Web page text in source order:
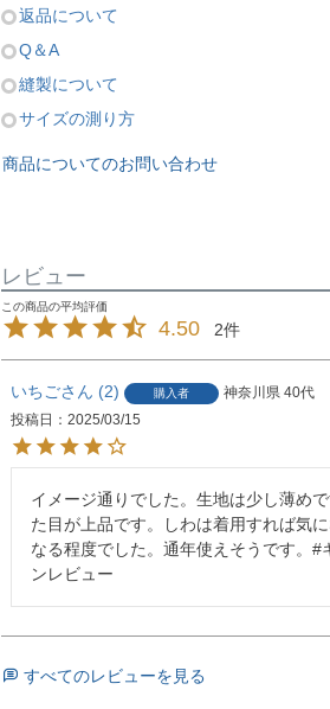
返品について
Q＆A
縫製について
サイズの測り方
商品についてのお問い合わせ
レビュー
4.50 2
いちご 2 購入者 神奈川県 40代
投稿日
2025/03/15
イメージ通りでした。生地は少し薄め
た目が上品です。しわは着用すれば気に
なる程度でした。通年使えそうです。#
ンレビュー
すべてのレビューを見る